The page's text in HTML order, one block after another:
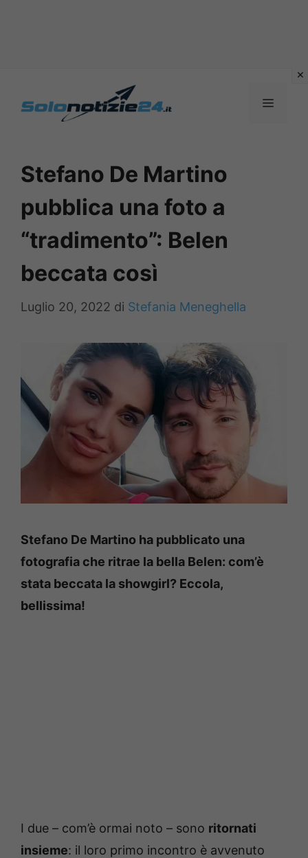
MENU
Stefano De Martino
pubblica una foto a
“tradimento”: Belen
beccata così
Luglio 20, 2022 di Stefania Meneghella
Stefano De Martino ha pubblicato una
fotografia che ritrae la bella Belen: com’è
stata beccata la showgirl? Eccola,
bellissima!
I due – com’è ormai noto – sono ritornati
insieme: il loro primo incontro è avvenuto